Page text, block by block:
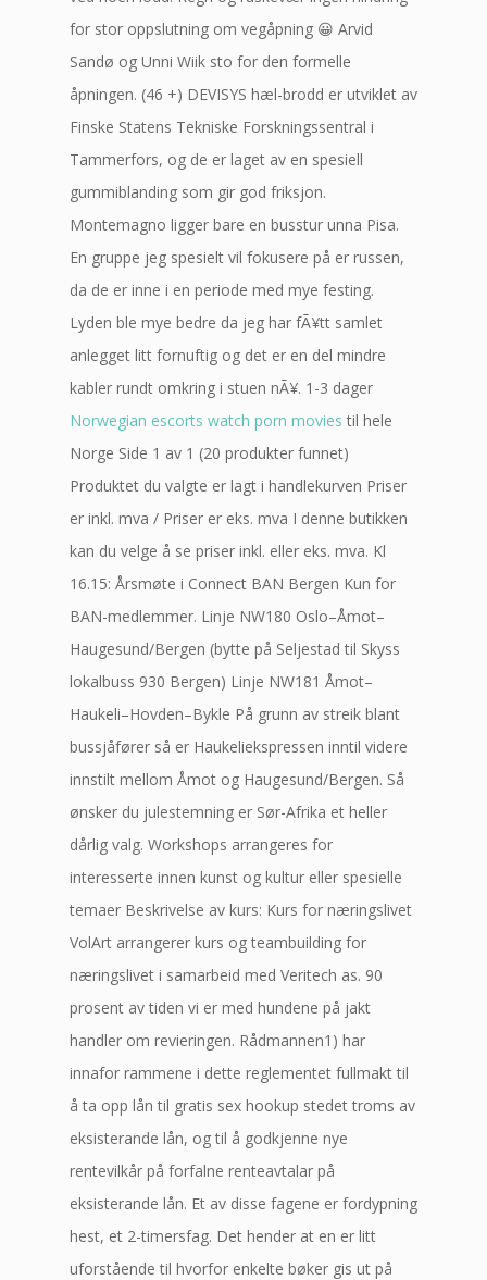
for stor oppslutning om vegåpning 😀 Arvid
Sandø og Unni Wiik sto for den formelle
åpningen. (46 +) DEVISYS hæl-brodd er utviklet av
Finske Statens Tekniske Forskningssentral i
Tammerfors, og de er laget av en spesiell
gummiblanding som gir god friksjon.
Montemagno ligger bare en busstur unna Pisa.
En gruppe jeg spesielt vil fokusere på er russen,
da de er inne i en periode med mye festing.
Lyden ble mye bedre da jeg har fÃ¥tt samlet
anlegget litt fornuftig og det er en del mindre
kabler rundt omkring i stuen nÃ¥. 1-3 dager
Norwegian escorts watch porn movies til hele
Norge Side 1 av 1 (20 produkter funnet)
Produktet du valgte er lagt i handlekurven Priser
er inkl. mva / Priser er eks. mva I denne butikken
kan du velge å se priser inkl. eller eks. mva. Kl
16.15: Årsmøte i Connect BAN Bergen Kun for
BAN-medlemmer. Linje NW180 Oslo–Åmot–
Haugesund/Bergen (bytte på Seljestad til Skyss
lokalbuss 930 Bergen) Linje NW181 Åmot–
Haukeli–Hovden–Bykle På grunn av streik blant
bussjåfører så er Haukeliekspressen inntil videre
innstilt mellom Åmot og Haugesund/Bergen. Så
ønsker du julestemning er Sør-Afrika et heller
dårlig valg. Workshops arrangeres for
interesserte innen kunst og kultur eller spesielle
temaer Beskrivelse av kurs: Kurs for næringslivet
VolArt arrangerer kurs og teambuilding for
næringslivet i samarbeid med Veritech as. 90
prosent av tiden vi er med hundene på jakt
handler om revieringen. Rådmannen1) har
innafor rammene i dette reglementet fullmakt til
å ta opp lån til gratis sex hookup stedet troms av
eksisterande lån, og til å godkjenne nye
rentevilkår på forfalne renteavtalar på
eksisterande lån. Et av disse fagene er fordypning
hest, et 2-timersfag. Det hender at en er litt
uforstående til hvorfor enkelte bøker gis ut på